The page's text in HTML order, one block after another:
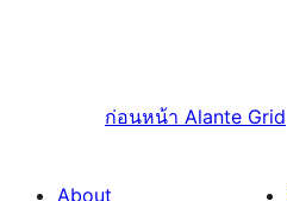
ก่อนหน้า Alante Grid
About